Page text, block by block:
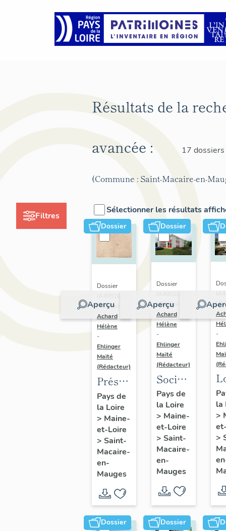
Filtres
Résultats de la
avancée :
17 dossiers
(Commune : Saint-Macaire-en-
Sélectionner les résultats
Dossier
Aperçu
Dossier
| Réalisé par
Achard
Hélène
-
Ehlinger
Maïté
(Rédacteur)
Présentation
du
patrimoine
industriel
de la
commune
de
Saint-
Macaire-
en-
Mauges
Pays de
la Loire
> Maine-
et-Loire
> Saint-
Macaire-
en-
Mauges
Dossier
Aperçu
Dossier
IA49010604
| Réalisé par
Achard
Hélène
-
Ehlinger
Maïté
(Rédacteur)
Société
BTP
Chupin-
Vigneron,
94 rue
Choletaise,
Saint-
Macaire-
en-
Mauges
Pays de
la Loire
> Maine-
et-Loire
> Saint-
Macaire-
en-
Mauges
|
-
la
>
>
Dossier Dossier